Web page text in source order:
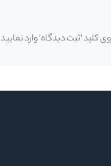
'ثبت دیدگاه' وارد نمایید